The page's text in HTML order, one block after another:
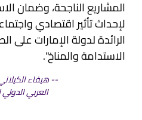
المشاريع الناجحة، وضمان
لإحداث تأثير اقتصادي
الرائدة لدولة الإمارات على
الاستدامة والمناخ".
هيفاء
العربي الدولي